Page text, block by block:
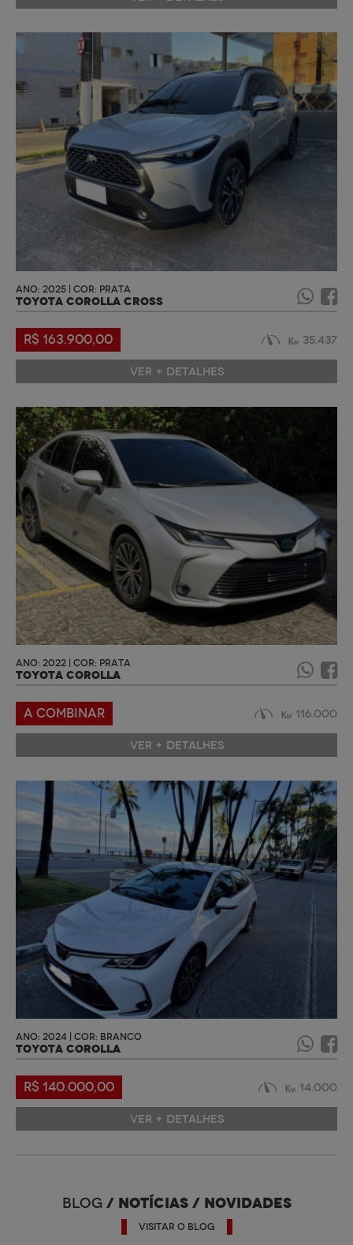
ANO: 2025 | COR: PRATA
TOYOTA COROLLA CROSS
R$ 163.900,00 35.437
VER + DETALHES
ANO: 2022 | COR: PRATA
TOYOTA COROLLA
A COMBINAR 116.000
VER + DETALHES
ANO: 2024 | COR: BRANCO
TOYOTA COROLLA
R$ 140.000,00 14.000
VER + DETALHES
BLOG / NOTÍCIAS / NOVIDADES
VISITAR O BLOG